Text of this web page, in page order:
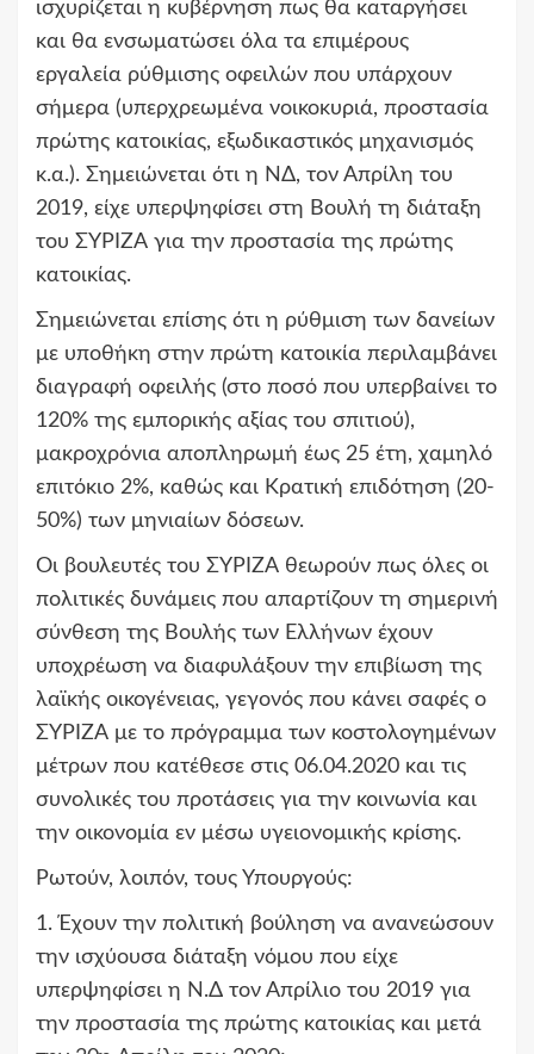
ισχυρίζεται η κυβέρνηση πως θα καταργήσει
και θα ενσωματώσει όλα τα επιμέρους
εργαλεία ρύθμισης οφειλών που υπάρχουν
σήμερα (υπερχρεωμένα νοικοκυριά, προστασία
πρώτης κατοικίας, εξωδικαστικός μηχανισμός
κ.α.). Σημειώνεται ότι η ΝΔ, τον Απρίλη του
2019, είχε υπερψηφίσει στη Βουλή τη διάταξη
του ΣΥΡΙΖΑ για την προστασία της πρώτης
κατοικίας.
Σημειώνεται επίσης ότι η ρύθμιση των δανείων
με υποθήκη στην πρώτη κατοικία περιλαμβάνει
διαγραφή οφειλής (στο ποσό που υπερβαίνει το
120% της εμπορικής αξίας του σπιτιού),
μακροχρόνια αποπληρωμή έως 25 έτη, χαμηλό
επιτόκιο 2%, καθώς και Κρατική επιδότηση (20-
50%) των μηνιαίων δόσεων.
Οι βουλευτές του ΣΥΡΙΖΑ θεωρούν πως όλες οι
πολιτικές δυνάμεις που απαρτίζουν τη σημερινή
σύνθεση της Βουλής των Ελλήνων έχουν
υποχρέωση να διαφυλάξουν την επιβίωση της
λαϊκής οικογένειας, γεγονός που κάνει σαφές ο
ΣΥΡΙΖΑ με το πρόγραμμα των κοστολογημένων
μέτρων που κατέθεσε στις 06.04.2020 και τις
συνολικές του προτάσεις για την κοινωνία και
την οικονομία εν μέσω υγειονομικής κρίσης.
Ρωτούν, λοιπόν, τους Υπουργούς:
1. Έχουν την πολιτική βούληση να ανανεώσουν
την ισχύουσα διάταξη νόμου που είχε
υπερψηφίσει η Ν.Δ τον Απρίλιο του 2019 για
την προστασία της πρώτης κατοικίας και μετά